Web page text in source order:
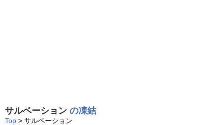
サルベーション の凍結
Top > サルベーション